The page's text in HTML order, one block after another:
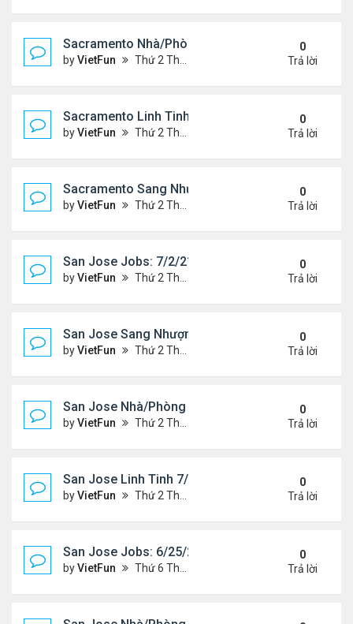
Sacramento Nhà/Phòng 7/2/21- 7/9/21
byVietFun Thứ 2 Tháng 7 05, 2021 2:51 pm
0
Trả lời
Sacramento Linh Tinh 7/2/21- 7/9/21
byVietFun Thứ 2 Tháng 7 05, 2021 2:47 pm
0
Trả lời
Sacramento Sang Nhượng 7/2/21- 7/9/21
byVietFun Thứ 2 Tháng 7 05, 2021 2:45 pm
0
Trả lời
San Jose Jobs: 7/2/21- 7/9/2021
byVietFun Thứ 2 Tháng 7 05, 2021 2:41 pm
0
Trả lời
San Jose Sang Nhượng 7/2/21-7//21
byVietFun Thứ 2 Tháng 7 05, 2021 2:38 pm
0
Trả lời
San Jose Nhà/Phòng 7/2/21-7/9/21
byVietFun Thứ 2 Tháng 7 05, 2021 2:38 pm
0
Trả lời
San Jose Linh Tinh 7/2/21 - 7/9/21
byVietFun Thứ 2 Tháng 7 05, 2021 2:35 pm
0
Trả lời
San Jose Jobs: 6/25/21- 7/2/2021
byVietFun Thứ 6 Tháng 6 25, 2021 2:14 pm
0
Trả lời